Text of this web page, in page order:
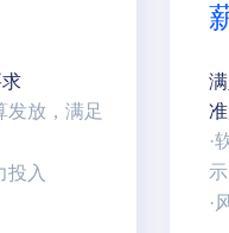
发放，满足
投入
·
·